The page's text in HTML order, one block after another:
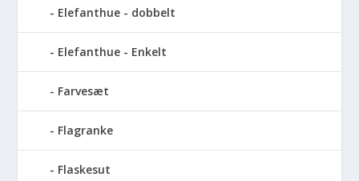
Elefanthue - dobbelt
Elefanthue - Enkelt
Farvesæt
Flagranke
Flaskesut